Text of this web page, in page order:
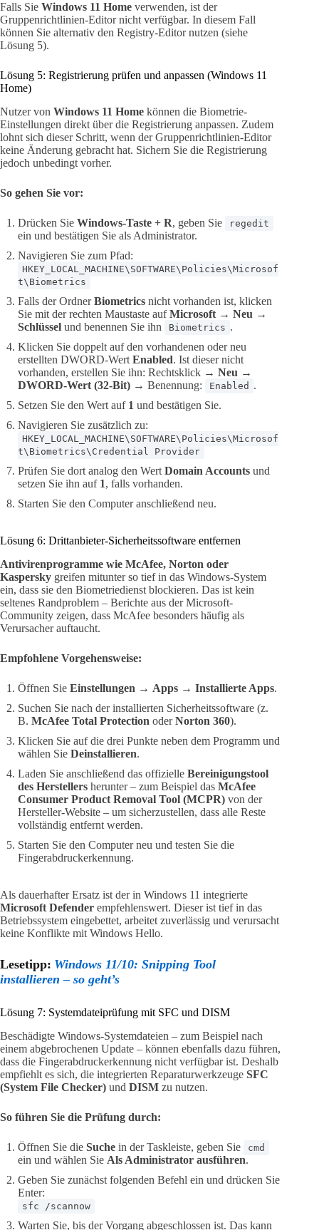
Falls Sie Windows 11 Home verwenden, ist der
Gruppenrichtlinien-Editor nicht verfügbar. In diesem Fall
können Sie alternativ den Registry-Editor nutzen (siehe
Lösung 5).
Lösung 5: Registrierung prüfen und anpassen (Windows 11
Home)
Nutzer von Windows 11 Home können die Biometrie-
Einstellungen direkt über die Registrierung anpassen. Zudem
lohnt sich dieser Schritt, wenn der Gruppenrichtlinien-Editor
keine Änderung gebracht hat. Sichern Sie die Registrierung
jedoch unbedingt vorher.
So gehen Sie vor:
Drücken Sie Windows-Taste + R, geben Sie regedit
ein und bestätigen Sie als Administrator.
Navigieren Sie zum Pfad:
HKEY_LOCAL_MACHINE\SOFTWARE\Policies\Microsof
t\Biometrics
Falls der OrdnerBiometrics nicht vorhanden ist, klicken
Sie mit der rechten Maustaste aufMicrosoft → Neu →
Schlüssel und benennen Sie ihn Biometrics .
Klicken Sie doppelt auf den vorhandenen oder neu
erstellten DWORD-Wert Enabled. Ist dieser nicht
vorhanden, erstellen Sie ihn: Rechtsklick → Neu →
DWORD-Wert (32-Bit) → Benennung: Enabled .
Setzen Sie den Wert auf 1 und bestätigen Sie.
Navigieren Sie zusätzlich zu:
HKEY_LOCAL_MACHINE\SOFTWARE\Policies\Microsof
t\Biometrics\Credential Provider
Prüfen Sie dort analog den Wert Domain Accounts und
setzen Sie ihn auf 1, falls vorhanden.
Starten Sie den Computer anschließend neu.
Lösung 6: Drittanbieter-Sicherheitssoftware entfernen
Antivirenprogramme wie McAfee, Norton oder
Kaspersky greifen mitunter so tief in das Windows-System
ein, dass sie den Biometriedienst blockieren. Das ist kein
seltenes Randproblem – Berichte aus der Microsoft-
Community zeigen, dass McAfee besonders häufig als
Verursacher auftaucht.
Empfohlene Vorgehensweise:
Öffnen Sie Einstellungen → Apps → Installierte Apps.
Suchen Sie nach der installierten Sicherheitssoftware (z.
B. McAfee Total Protection oderNorton 360).
Klicken Sie auf die drei Punkte neben dem Programm und
wählen Sie Deinstallieren.
Laden Sie anschließend das offizielle Bereinigungstool
des Herstellers herunter – zum Beispiel das McAfee
Consumer Product Removal Tool (MCPR) von der
Hersteller-Website – um sicherzustellen, dass alle Reste
vollständig entfernt werden.
Starten Sie den Computer neu und testen Sie die
Fingerabdruckerkennung.
Als dauerhafter Ersatz ist der in Windows 11 integrierte
Microsoft Defender empfehlenswert. Dieser ist tief in das
Betriebssystem eingebettet, arbeitet zuverlässig und verursacht
keine Konflikte mit Windows Hello.
Lesetipp: Windows 11/10: Snipping Tool
installieren – so geht’s
Lösung 7: Systemdateiprüfung mit SFC und DISM
Beschädigte Windows-Systemdateien – zum Beispiel nach
einem abgebrochenen Update – können ebenfalls dazu führen,
dass die Fingerabdruckerkennung nicht verfügbar ist. Deshalb
empfiehlt es sich, die integrierten Reparaturwerkzeuge SFC
(System File Checker) und DISM zu nutzen.
So führen Sie die Prüfung durch:
Öffnen Sie die Suche in der Taskleiste, geben Sie cmd
ein und wählen Sie Als Administrator ausführen.
Geben Sie zunächst folgenden Befehl ein und drücken Sie
Enter:
sfc /scannow
Warten Sie, bis der Vorgang abgeschlossen ist. Das kann